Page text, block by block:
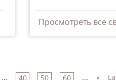
... 40 50 60 ... »